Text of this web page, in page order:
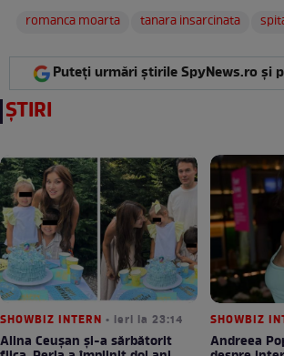
romanca moarta
tanara insarcinata
Puteți urmări știrile SpyNews.ro și
ȘTIRI
SHOWBIZ INTERN • ieri la 23:14
Alina Ceușan și-a sărbătorit
SHOWBIZ
Andreea